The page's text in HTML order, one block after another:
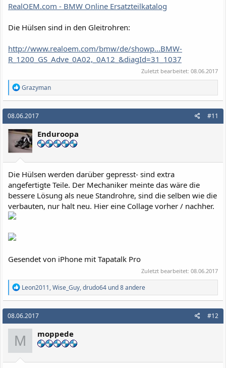
RealOEM.com - BMW Online Ersatzteilkatalog
Die Hülsen sind in den Gleitrohren:
http://www.realoem.com/bmw/de/showp...BMW-
R_1200_GS_Adve_0A02,_0A12_&diagId=31_1037
Zuletzt bearbeitet: 08.06.2017
R
e
a
k
t
i
o
n
e
n
Grazyman
08.06.2017 #11
Enduroopa
Die Hülsen werden darüber gepresst- sind extra
angefertigte Teile. Der Mechaniker meinte das wäre die
bessere Lösung als neue Standrohre, sind die selben wie die
verbauten, nur halt neu. Hier eine Collage vorher / nachher.
Gesendet von iPhone mit Tapatalk Pro
Zuletzt bearbeitet: 08.06.2017
R
e
a
k
t
i
o
n
e
n
Leon2011,Wise_Guy,drudo64 und 8 andere
08.06.2017 #12
M moppede